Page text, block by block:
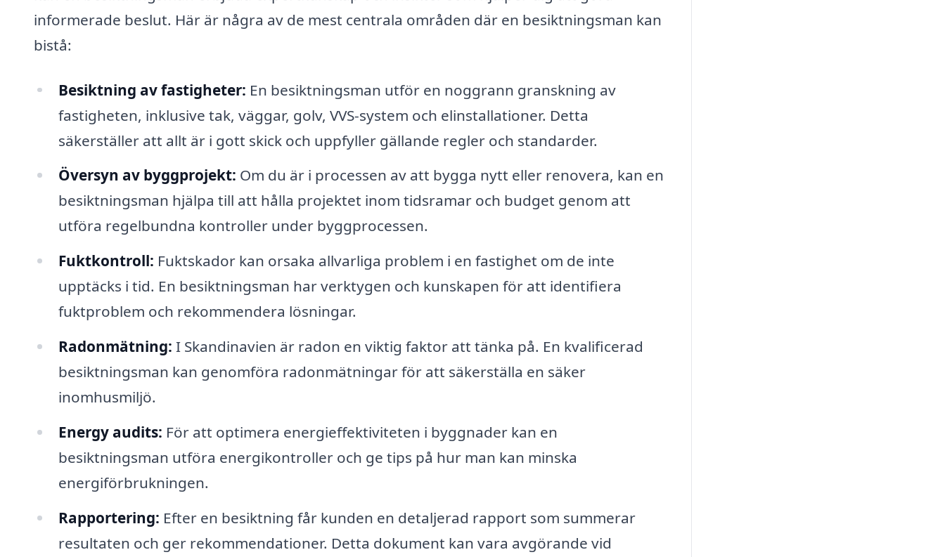
informerade beslut. Här är några av de mest centrala områden där en besiktningsman kan
bistå:
Besiktning av fastigheter: En besiktningsman utför en noggrann granskning av
fastigheten, inklusive tak, väggar, golv, VVS-system och elinstallationer. Detta
säkerställer att allt är i gott skick och uppfyller gällande regler och standarder.
Översyn av byggprojekt: Om du är i processen av att bygga nytt eller renovera, kan en
besiktningsman hjälpa till att hålla projektet inom tidsramar och budget genom att
utföra regelbundna kontroller under byggprocessen.
Fuktkontroll: Fuktskador kan orsaka allvarliga problem i en fastighet om de inte
upptäcks i tid. En besiktningsman har verktygen och kunskapen för att identifiera
fuktproblem och rekommendera lösningar.
Radonmätning: I Skandinavien är radon en viktig faktor att tänka på. En kvalificerad
besiktningsman kan genomföra radonmätningar för att säkerställa en säker
inomhusmiljö.
Energy audits: För att optimera energieffektiviteten i byggnader kan en
besiktningsman utföra energikontroller och ge tips på hur man kan minska
energiförbrukningen.
Rapportering: Efter en besiktning får kunden en detaljerad rapport som summerar
resultaten och ger rekommendationer. Detta dokument kan vara avgörande vid